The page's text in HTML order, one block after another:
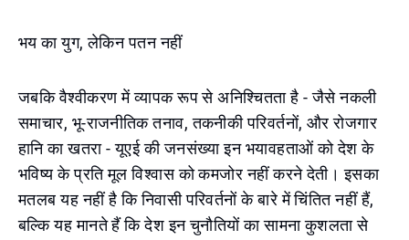
भय का युग, लेकिन पतन नहीं
जबकि वैश्वीकरण में व्यापक रूप से अनिश्चितता है - जैसे नकली
समाचार, भू-राजनीतिक तनाव, तकनीकी परिवर्तनों, और रोजगार
हानि का खतरा - यूएई की जनसंख्या इन भयावहताओं को देश के
भविष्य के प्रति मूल विश्वास को कमजोर नहीं करने देती। इसका
मतलब यह नहीं है कि निवासी परिवर्तनों के बारे में चिंतित नहीं हैं,
बल्कि यह मानते हैं कि देश इन चुनौतियों का सामना कुशलता से